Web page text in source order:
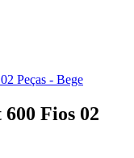
Peças - Bege
Fios 02